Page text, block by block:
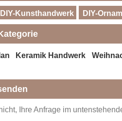
DIY-Kunsthandwerk DIY-
Keramik Handwerk
Ihre Anfrage im